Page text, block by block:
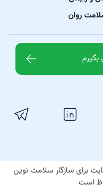
روان
برای سازگار سلامت نوین
است